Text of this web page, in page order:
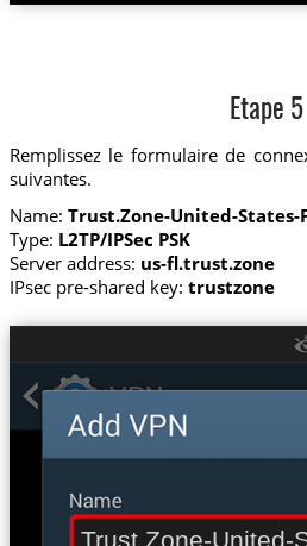
Etape 5
Remplissez le formulaire de
suivantes.
Name: Trust.Zone-United-States-
Type: L2TP/IPSec PSK
Server address: us-fl.trust.zone
IPsec pre-shared key: trustzone
Trust.Zone-United-